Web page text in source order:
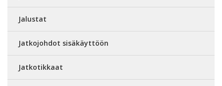
Jalustat
Jatkojohdot sisäkäyttöön
Jatkotikkaat